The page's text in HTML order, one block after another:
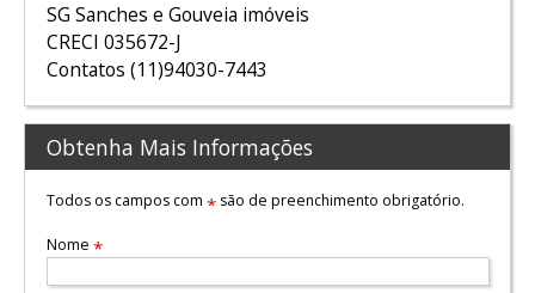
SG Sanches e Gouveia imóveis
CRECI 035672-J
Contatos (11)94030-7443
Obtenha Mais Informações
Todos os campos com *são de preenchimento obrigatório.
Nome *